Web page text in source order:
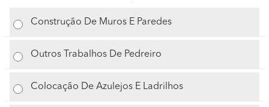
Construção De Muros E Paredes
Outros Trabalhos De Pedreiro
Colocação De Azulejos E Ladrilhos